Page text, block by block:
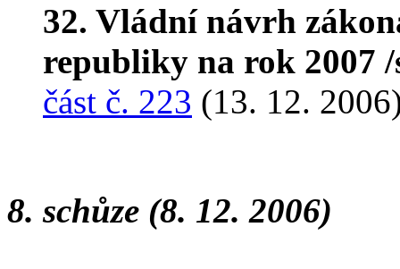
32. Vládní návrh
republiky na rok 2007
část č. 223 (13. 12.
8. schůze (8. 12. 2006)